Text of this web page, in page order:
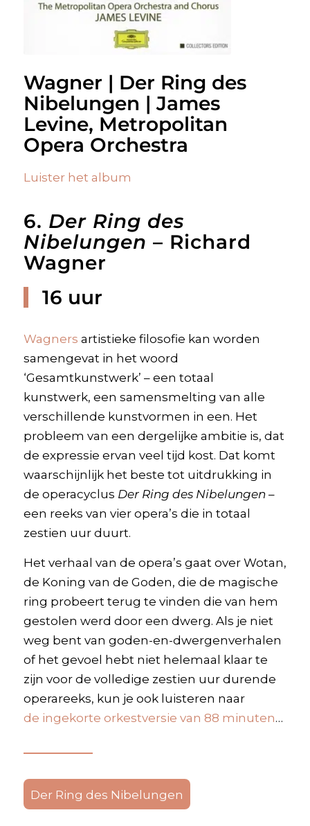
Wagner | Der Ring des
Nibelungen | James
Levine, Metropolitan
Opera Orchestra
Luister het album
6. Der Ring des
Nibelungen – Richard
Wagner
16 uur
Wagners artistieke filosofie kan worden
samengevat in het woord
‘Gesamtkunstwerk’ – een totaal
kunstwerk, een samensmelting van alle
verschillende kunstvormen in een. Het
probleem van een dergelijke ambitie is, dat
de expressie ervan veel tijd kost. Dat komt
waarschijnlijk het beste tot uitdrukking in
de operacyclus Der Ring des Nibelungen –
een reeks van vier opera’s die in totaal
zestien uur duurt.
Het verhaal van de opera’s gaat over Wotan,
de Koning van de Goden, die de magische
ring probeert terug te vinden die van hem
gestolen werd door een dwerg. Als je niet
weg bent van goden-en-dwergenverhalen
of het gevoel hebt niet helemaal klaar te
zijn voor de volledige zestien uur durende
operareeks, kun je ook luisteren naar
de ingekorte orkestversie van 88 minuten…
Der Ring des Nibelungen